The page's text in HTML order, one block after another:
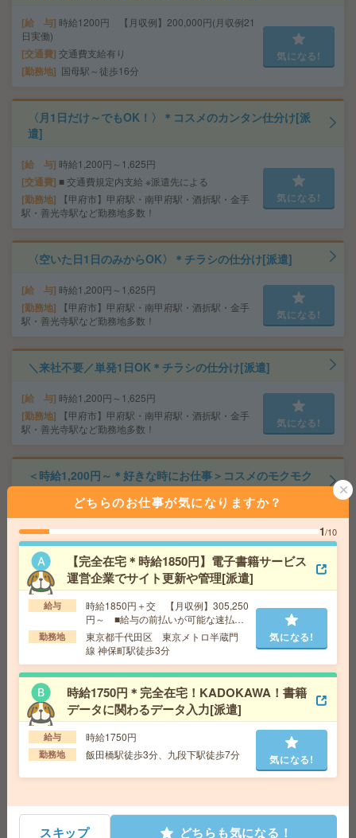
給 与 時給1200円 【月収例】200,000円(月収例21
日実働)
交通費 交通費支給有り
勤務地 国母駅～徒歩16分
気になる!
〈月1日だけ～でもOK！〉＊コスメのカンタン仕分け[派
遣]
給 与 時給1,200円～1,625円
交通費 ■ 交通費規定内支給 ※派遣先による
勤務地
【甲府市】甲府駅・南甲府駅・酒折駅・金手
駅・善光寺駅など勤務地多数！
気になる!
〈空いた日1日のみからOK〉＊チラシの仕分け[派遣]
給 与 時給1,200円～1,625円
勤務地
【甲府市】甲府駅・南甲府駅・酒折駅・金手
駅・善光寺駅など勤務地多数！
気になる!
＼来社不要／単発1日OK＊チラシの仕分け[派遣]
給 与 時給1,200円～1,625円
勤務地
【甲府市】甲府駅・南甲府駅・酒折駅・金手
駅・善光寺駅など勤務地多数！
気になる!
＜時給1,200円～＊好きな時にお仕事＞コスメのモクモク
仕分け[派遣]
給 与 時給1,200円～1,625円
交通費 ■ 交通費規定内支給 ※派遣先による
勤務地
【甲府市】甲府駅・南甲府駅・酒折駅・金手
駅・善光寺駅など勤務地多数！
気になる!
《単発1日OK！日払い可》＊チラシのモクモクシール貼
り[派遣]
給 与 時給1,200円～1,625円
交通費 ■ 交通費規定内支給 ※派遣先による
勤務地
【甲府市】甲府駅・南甲府駅・酒折駅・金手
駅・善光寺駅など勤務地多数！
気になる!
《時間相談OK！》時給1500円！長期！書類仕分けやデー
タ入力など[派遣]
給 与 時給1500円 月収例 180,000円
どちらのお仕事が気になりますか？
1/10
【完全在宅＊時給1850円】電子書籍サービス
運営企業でサイト更新や管理[派遣]
給与
時給1850円＋交 【月収例】305,250
円～ ■給与の前払いが可能な速払い
サービスあり
勤務地
東京都千代田区 東京メトロ半蔵門
線 神保町駅徒歩3分
気になる!
時給1750円＊完全在宅！KADOKAWA！書籍
データに関わるデータ入力[派遣]
給与 時給1750円
勤務地 飯田橋駅徒歩3分、九段下駅徒歩7分 気になる!
スキップ どちらも気になる！